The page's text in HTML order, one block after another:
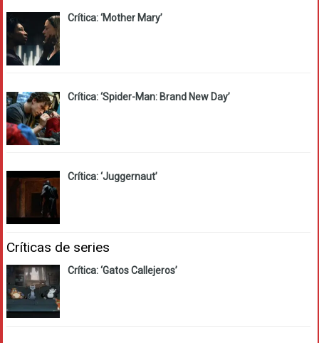
Crítica: ‘Mother Mary’
Crítica: ‘Spider-Man: Brand New Day’
Crítica: ‘Juggernaut’
Críticas de series
Crítica: ‘Gatos Callejeros’